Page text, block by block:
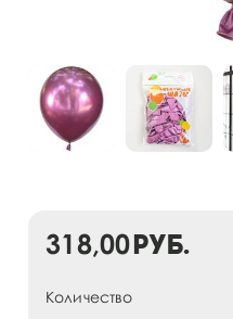
318,00руб.
Количество